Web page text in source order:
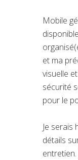
Mobile
et ma
visuelle
sécurité
pour le
Je serais
détails